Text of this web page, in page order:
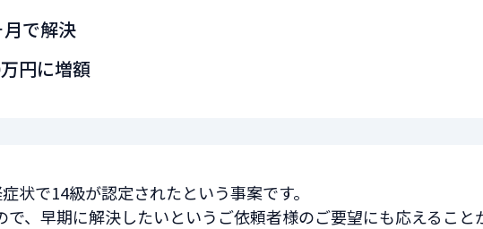
で解決
円に増額
状で14級が認定されたという事案です。
、早期に解決したいというご依頼者様のご要望にも応えること